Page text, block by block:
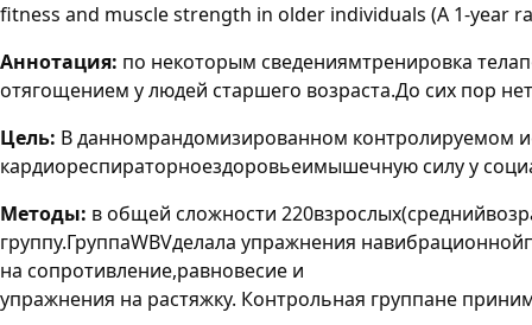
fitness and muscle strength in older individuals (A 1-year
Аннотация: по некоторым сведениямтренировка
отягощением у людей старшего возраста.До сих пор
Цель: В данномрандомизированном контролируемом
кардиореспираторноездоровьеимышечную силу у
Методы: в общей сложности
группу.ГруппаWBVделала упражнения
на сопротивление,равновесие и
упражнения на растяжку. Контрольная группане